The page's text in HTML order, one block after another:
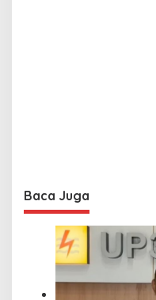
Baca Juga